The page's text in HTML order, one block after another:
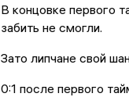
В концовке первого
забить не смогли.
Зато липчане свой
0:1 после первого